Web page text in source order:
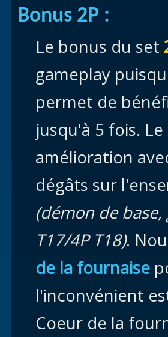
Bonus 2P :
Le bonus du set
gameplay
permet de
jusqu'à 5 fois.
amélioration
dégâts sur
(démon de
T17/4P T18).
de la fournaise
l'inconvénient
Coeur de la